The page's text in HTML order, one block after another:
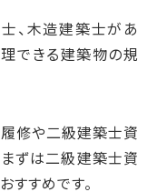
、木造建築士があ
できる建築物の規
修や二級建築士資
ずは二級建築士資
すすめです。